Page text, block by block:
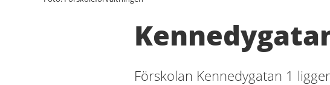
Förskolan Kennedygatan 1